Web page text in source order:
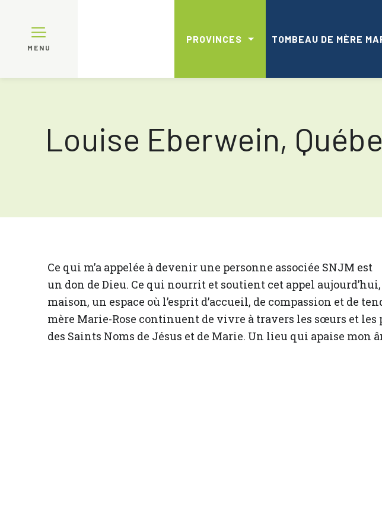
MENU
PROVINCES TOMBEAU DE MÈRE
Louise Eberwein,
Ce qui m’a appelée à devenir une personne associée SNJM est
un don de Dieu. Ce qui nourrit et soutient cet appel
maison, un espace où l’esprit d’accueil, de compassion et de
mère Marie-Rose continuent de vivre à travers les sœurs et les
des Saints Noms de Jésus et de Marie. Un lieu qui apaise mon